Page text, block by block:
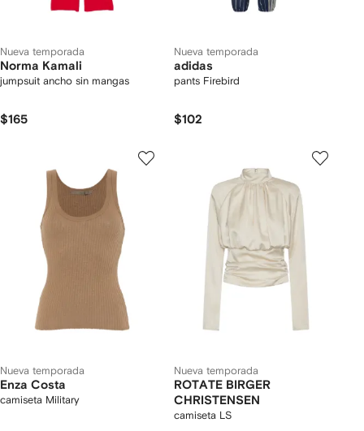
Nueva temporada
Norma Kamali
jumpsuit ancho sin mangas
$165
Nueva temporada
adidas
pants Firebird
$102
Nueva temporada
Enza Costa
camiseta Military
Nueva temporada
ROTATE BIRGER
CHRISTENSEN
camiseta LS